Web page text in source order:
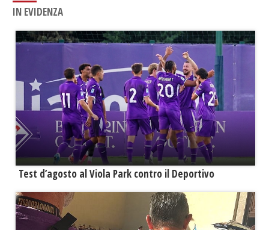
IN EVIDENZA
Test d’agosto al Viola Park contro il Deportivo